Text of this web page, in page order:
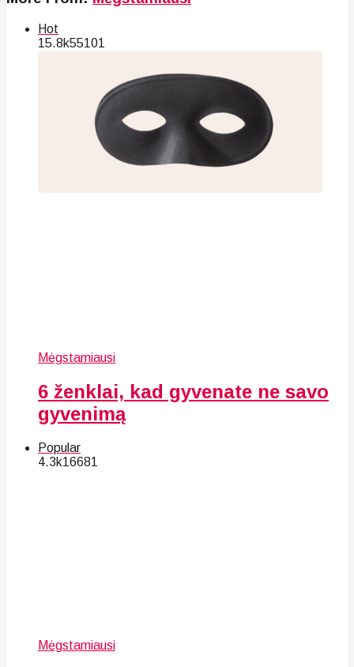
Hot
15.8k55101
Mėgstamiausi
6 ženklai, kad gyvenate ne savo
gyvenimą
Popular
4.3k16681
Mėgstamiausi